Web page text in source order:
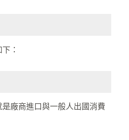
：
廠商進口與一般人出國消費